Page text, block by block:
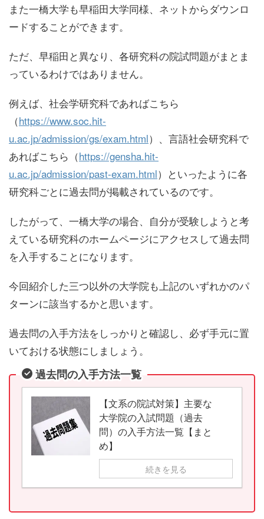
また一橋大学も早稲田大学同様、ネットからダウンロ
ードすることができます。
ただ、早稲田と異なり、各研究科の院試問題がまとま
っているわけではありません。
例えば、社会学研究科であればこちら
（https://www.soc.hit-
u.ac.jp/admission/gs/exam.html）、言語社会研究科で
あればこちら（https://gensha.hit-
u.ac.jp/admission/past-exam.html）といったように各
研究科ごとに過去問が掲載されているのです。
したがって、一橋大学の場合、自分が受験しようと考
えている研究科のホームページにアクセスして過去問
を入手することになります。
今回紹介した三つ以外の大学院も上記のいずれかのパ
ターンに該当するかと思います。
過去問の入手方法をしっかりと確認し、必ず手元に置
いておける状態にしましょう。
過去問の入手方法一覧
【文系の院試対策】主要な
大学院の入試問題（過去
問）の入手方法一覧【まと
め】
続きを見る